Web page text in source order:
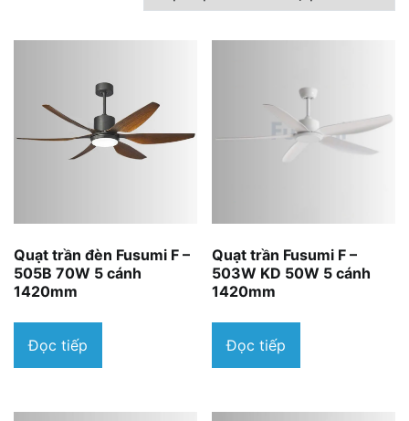
theo
Quạt trần đèn Fusumi F –
505B 70W 5 cánh
1420mm
Đọc tiếp
Quạt trần Fusumi F –
503W KD 50W 5 cánh
1420mm
Đọc tiếp